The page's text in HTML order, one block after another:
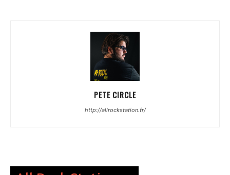
PETE CIRCLE
http://allrockstation.fr/